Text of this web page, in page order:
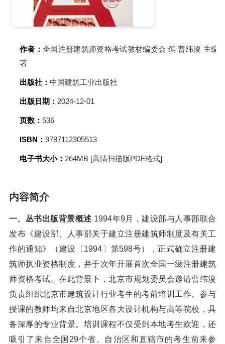
作者： 全国注册建筑师资格考试教材编委会 编 曹纬浚 主编
著
出版社： 中国建筑工业出版社
出版日期： 2024-12-01
页数： 536
ISBN： 9787112305513
电子书大小： 264MB [高清扫描版PDF格式]
内容简介
一、丛书出版背景概述 1994年9月，建设部与人事部联合
发布《建设部、人事部关于建立注册建筑师制度及有关工
作的通知》（建设〔1994〕第598号），正式确立注册建
筑师执业资格制度，并于次年开展首次全国一级注册建筑
师资格考试。在此背景下，北京市规划委员会邀请曹纬浚
负责组织北京市建筑设计行业考生的考前培训工作。参与
授课的教师均来自北京地区各大设计机构与高等院校，具
备深厚的专业背景。培训课程不仅受到本地考生欢迎，还
吸引了来自全国29个省、自治区和直辖市的考生前来参